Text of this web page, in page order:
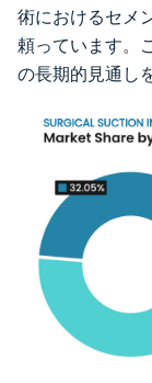
術におけるセメ
頼っています。
の長期的見通し